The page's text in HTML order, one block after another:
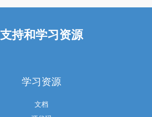
支持和学习资源
学习资源
文档